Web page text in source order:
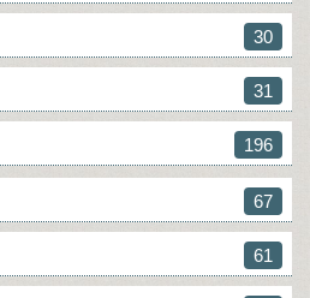
30
31
196
67
61